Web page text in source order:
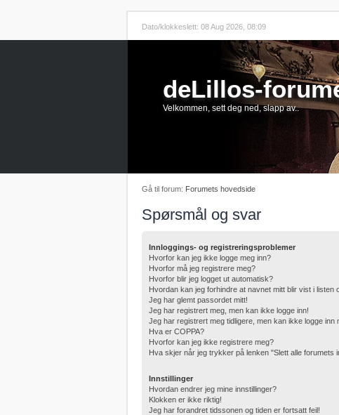
Dato/klokkeslett: 08 Aug 2026, 08:09
deLillos-
Velkommen, sett deg ned, slapp av..
Gå til forum: Forumets hovedside
Spørsmål og svar
Innloggings- og registreringsproblemer
Hvorfor kan jeg ikke logge meg inn?
Hvorfor må jeg registrere meg?
Hvorfor blir jeg logget ut automatisk?
Hvordan kan jeg forhindre at navnet mitt blir vist i listen
Jeg har glemt passordet mitt!
Jeg har registrert meg, men kan ikke logge inn!
Jeg har registrert meg tidligere, men kan ikke logge inn
Hva er COPPA?
Hvorfor kan jeg ikke registrere meg?
Hva skjer når jeg trykker på lenken "Slett alle forumets
Innstillinger
Hvordan endrer jeg mine innstillinger?
Klokken er ikke riktig!
Jeg har forandret tidssonen og tiden er fortsatt feil!